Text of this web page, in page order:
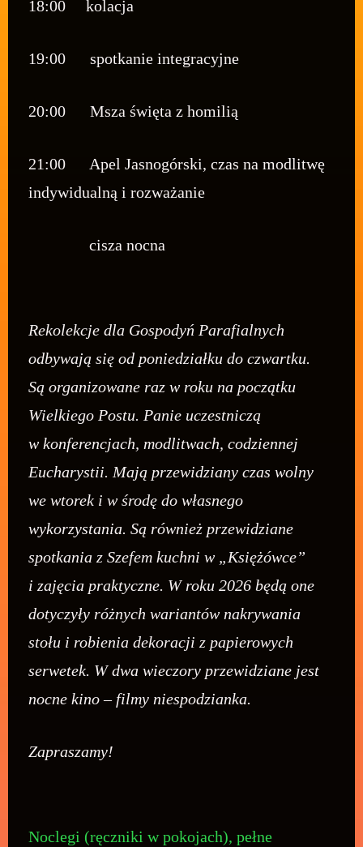
18:00 kolacja
19:00 spotkanie integracyjne
20:00 Msza święta z homilią
21:00 Apel Jasnogórski, czas na modlitwę
indywidualną i rozważanie
cisza nocna
Rekolekcje dla Gospodyń Parafialnych
odbywają się od poniedziałku do czwartku.
Są organizowane raz w roku na początku
Wielkiego Postu. Panie uczestniczą
w konferencjach, modlitwach, codziennej
Eucharystii. Mają przewidziany czas wolny
we wtorek i w środę do własnego
wykorzystania. Są również przewidziane
spotkania z Szefem kuchni w „Księżówce”
i zajęcia praktyczne. W roku 2026 będą one
dotyczyły różnych wariantów nakrywania
stołu i robienia dekoracji z papierowych
serwetek. W dwa wieczory przewidziane jest
nocne kino – filmy niespodzianka.
Zapraszamy!
Noclegi (ręczniki w pokojach), pełne